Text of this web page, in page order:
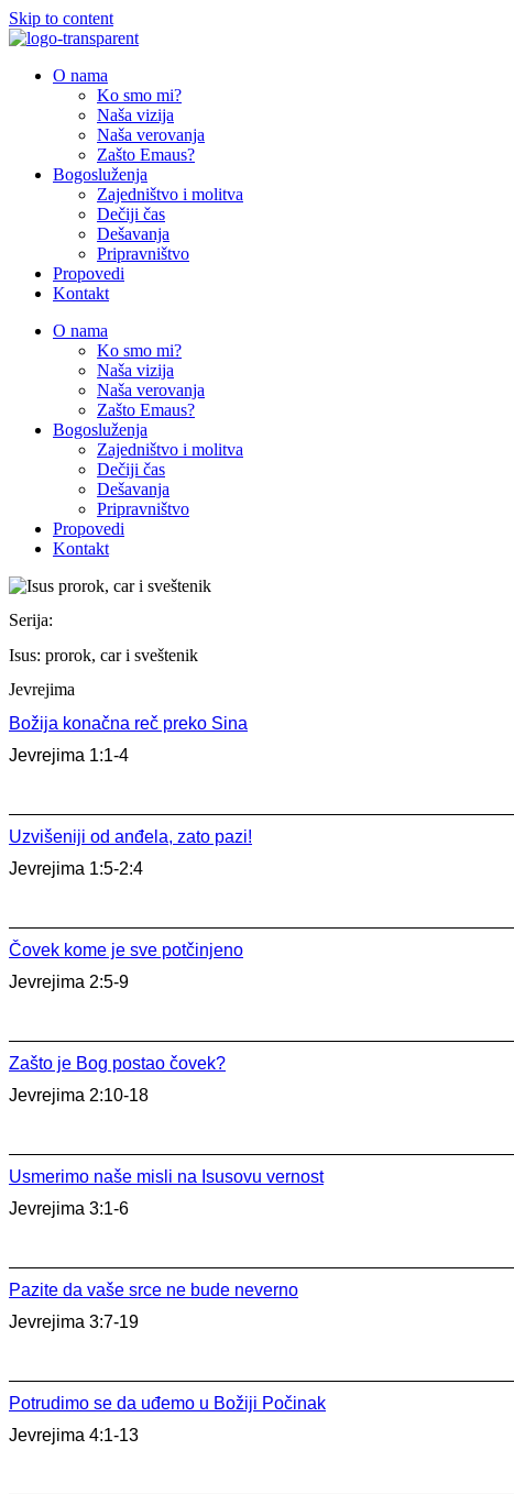
Skip to content
O nama
Ko smo mi?
Naša vizija
Naša verovanja
Zašto Emaus?
Bogosluženja
Zajedništvo i molitva
Dečiji čas
Dešavanja
Pripravništvo
Propovedi
Kontakt
O nama
Ko smo mi?
Naša vizija
Naša verovanja
Zašto Emaus?
Bogosluženja
Zajedništvo i molitva
Dečiji čas
Dešavanja
Pripravništvo
Propovedi
Kontakt
Serija:
Isus: prorok, car i sveštenik
Jevrejima
Božija konačna reč preko Sina
Jevrejima 1:1-4
Uzvišeniji od anđela, zato pazi!
Jevrejima 1:5-2:4
Čovek kome je sve potčinjeno
Jevrejima 2:5-9
Zašto je Bog postao čovek?
Jevrejima 2:10-18
Usmerimo naše misli na Isusovu vernost
Jevrejima 3:1-6
Pazite da vaše srce ne bude neverno
Jevrejima 3:7-19
Potrudimo se da uđemo u Božiji Počinak
Jevrejima 4:1-13